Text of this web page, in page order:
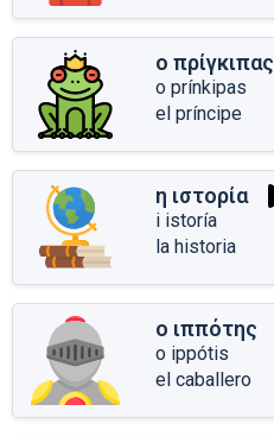
ο πρίγκιπας
o prínkipas
el príncipe
η ιστορία
i istoría
la historia
ο ιππότης
o ippótis
el caballero